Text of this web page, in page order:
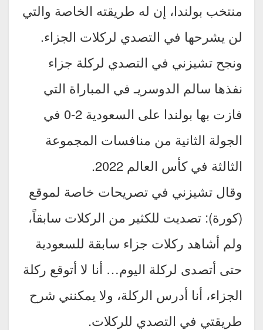
منتخب بولندا، إن له طريقته الخاصة والتي
لن يشرحها في التصدي لركلات الجزاء.
ونجح تشيزني في التصدي لركلة جزاء
نفذها سالم الدوسريـ في المباراة التي
فازت بها بولندا على السعودية 2-0 في
الجولة الثانية من منافسات المجموعة
الثالثة في كأس العالم 2022.
وقال تشيزني في تصريحات خاصة لموقع
(كورة): تصديت للكثير من الركلات سابقاً،
ولم أشاهد ركلات جزاء سابقة للسعودية
حتى أتصدى لركلة اليوم… أنا لا أتوقع ركلة
الجزاء، أنا أدرس الركلة، ولا يمكنني شرح
طريقتي في التصدي للركلات.